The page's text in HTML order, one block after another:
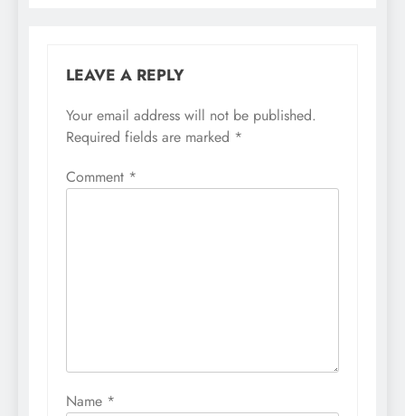
LEAVE A REPLY
Your email address will not be published.
Required fields are marked *
Comment *
Name *